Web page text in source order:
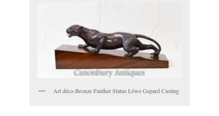
Art déco-Bronze Panther Statue Löwe Gepard Casting